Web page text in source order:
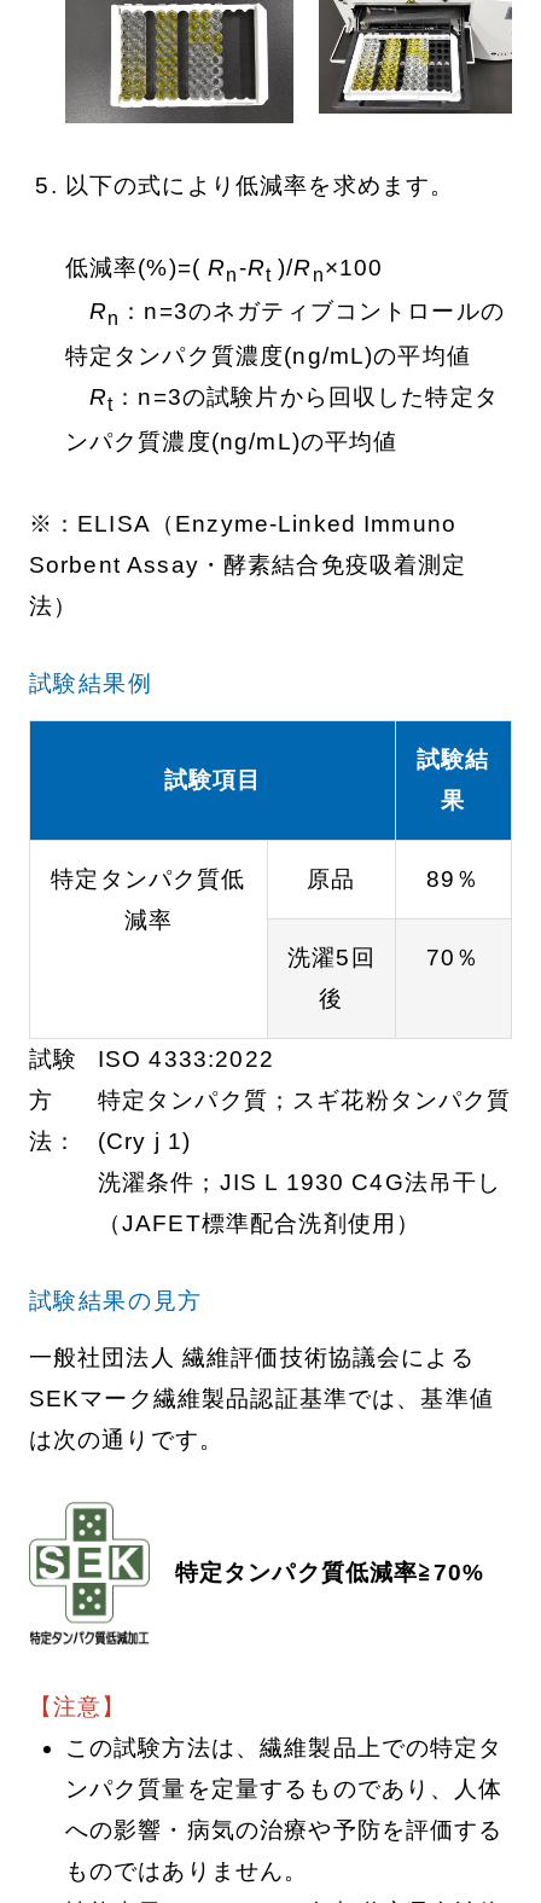
以下の式により低減率を求めます。
低減率(%)=(Rn-Rt )/Rn×100
Rn ：n=3のネガティブコントロールの
特定タンパク質濃度(ng/mL)の平均値
Rt ：n=3の試験片から回収した特定タ
ンパク質濃度(ng/mL)の平均値
※：ELISA（Enzyme-Linked Immuno
Sorbent Assay・酵素結合免疫吸着測定
法）
試験結果例
試験項目
試験結
果
特定タンパク質低
減率
原品 89％
洗濯5回
後
70％
試験
方
法：
ISO 4333:2022
特定タンパク質；スギ花粉タンパク質
(Cry j 1)
洗濯条件；JIS L 1930 C4G法吊干し
（JAFET標準配合洗剤使用）
試験結果の見方
一般社団法人 繊維評価技術協議会による
SEKマーク繊維製品認証基準では、基準値
は次の通りです。
特定タンパク質低減率≧70%
【注意】
この試験方法は、繊維製品上での特定タ
ンパク質量を定量するものであり、人体
への影響・病気の治療や予防を評価する
ものではありません。